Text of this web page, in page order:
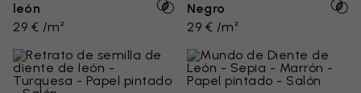
león
29 € /m²
Negro
29 € /m²